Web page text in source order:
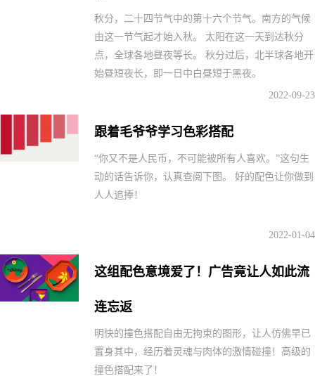
秋分，二十四节气中的第十六个节气。南方的气候
由这一节气起才始入秋。 太阳在这一天到达秋分
点，全球各地昼夜等长。 秋分过后，北半球各地开
始昼短夜长，即一日中白昼短于黑夜。
2022-09-23
跟着毛爷爷学习色彩搭配
“你又不是人民币，不可能被所有人喜欢。”这句生
动的话告诉你，认真查阅下图。 好的配色让你做到
人人追捧！
2022-01-04
这组配色意境爱了！广告竟让人如此流
连忘返
明快的撞色搭配自由无拘束的图形，让人仿佛早已
置身其中，经历着灵魂与肉体的激情碰撞！高级的
撞色搭配来了！